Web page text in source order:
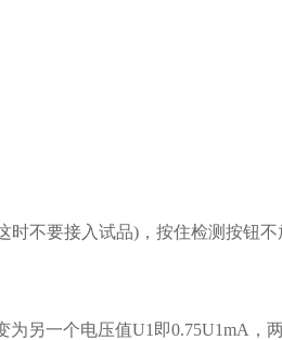
不要接入试品)，按住检测按钮不
另一个电压值U1即0.75U1mA，